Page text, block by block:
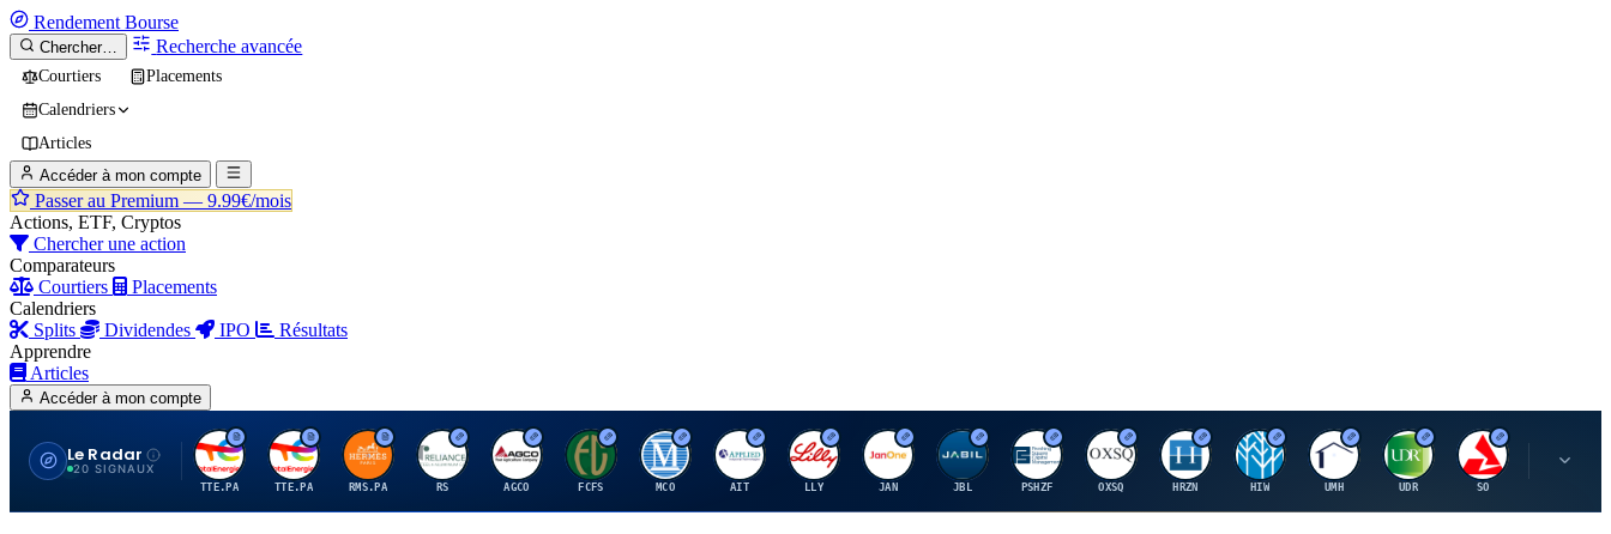
Rendement Bourse
Chercher… Recherche avancée
Courtiers
Placements
Calendriers
Articles
Accéder à mon compte
Passer au Premium — 9.99€/mois
Actions, ETF, Cryptos
Chercher une action
Comparateurs
Courtiers
Placements
Calendriers
Splits
Dividendes IPO
Résultats
Apprendre
Articles
Accéder à mon compte
Le Radar
20 SIGNAUX
T
TTE.PA
T
TTE.PA
H
RMS.PA
R
RS
A
AGCO
F
FCFS
M
MCO
A
AIT
E
LLY
J
JAN
J
JBL
P
PSHZF
O
OXSQ
H
HRZN
H
HIW
U
UMH
U
UDR
S
SO
S